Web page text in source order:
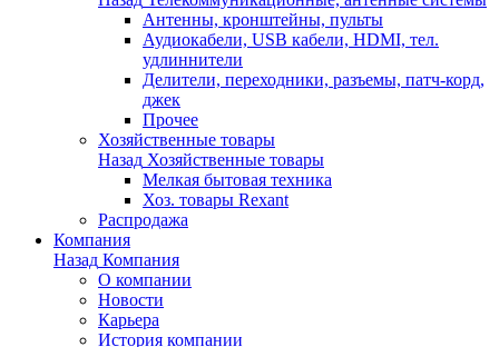
Антенны, кронштейны, пульты
Аудиокабели, USB кабели, HDMI, тел.
удлиннители
Делители, переходники, разъемы, патч-корд,
джек
Прочее
Хозяйственные товары
Назад Хозяйственные товары
Мелкая бытовая техника
Хоз. товары Rexant
Распродажа
Компания
Назад Компания
О компании
Новости
Карьера
История компании